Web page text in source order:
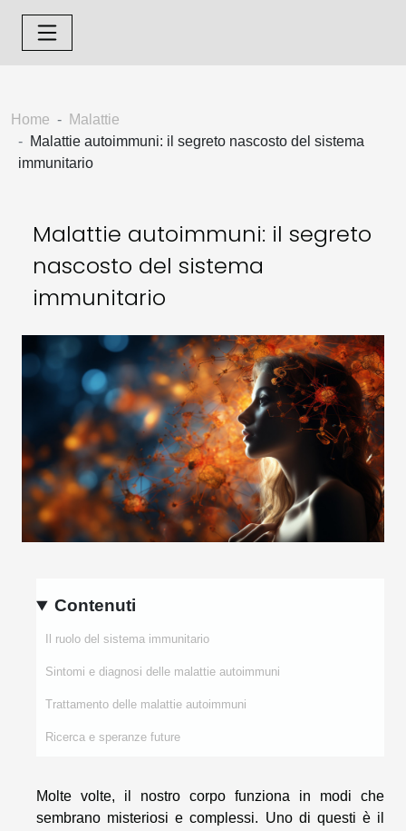
Home
Malattie
Malattie autoimmuni: il segreto nascosto del sistema
immunitario
Malattie autoimmuni: il segreto
nascosto del sistema
immunitario
Contenuti
Il ruolo del sistema immunitario
Sintomi e diagnosi delle malattie autoimmuni
Trattamento delle malattie autoimmuni
Ricerca e speranze future
Molte volte, il nostro corpo funziona in modi che
sembrano misteriosi e complessi. Uno di questi è il